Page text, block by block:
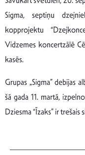
Sigma, septiņu
kopprojektu
Vidzemes koncertzālē
kasēs.
Grupas „Sigma” debijas
šā gada 11. martā,
Dziesma “Īzaks” ir trešais